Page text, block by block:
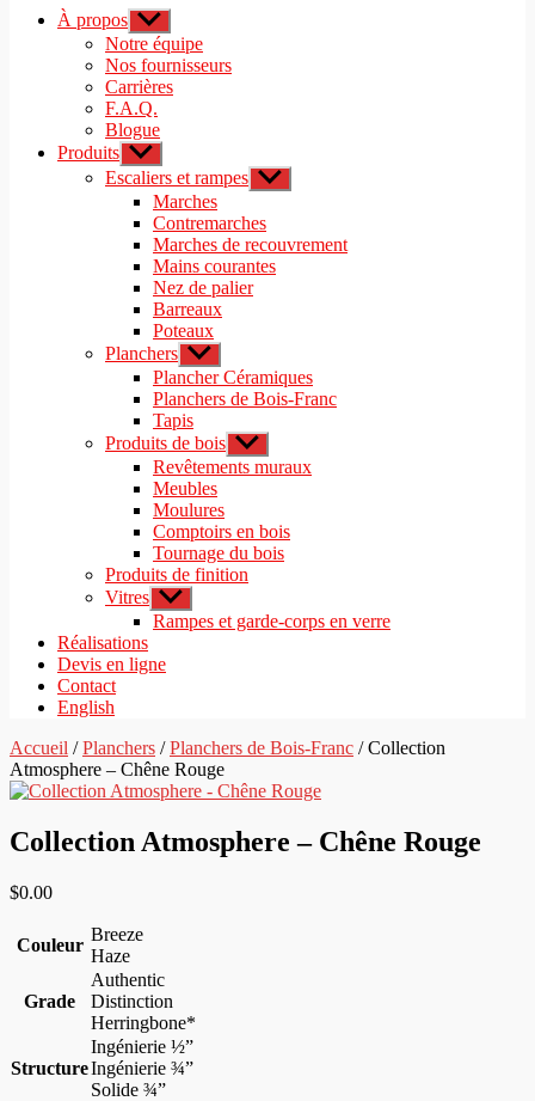
À propos Afficher
le
sous-
menu
Notre équipe
Nos fournisseurs
Carrières
F.A.Q.
Blogue
Produits Afficher
le
sous-
menu
Escaliers et rampes Afficher
le
menu
Marches
Contremarches
Marches de recouvrement
Mains courantes
Nez de palier
Barreaux
Poteaux
Planchers Afficher
le
sous-
menu
Plancher Céramiques
Planchers de Bois-Franc
Tapis
Produits de bois Afficher
le
sous-
Revêtements muraux
Meubles
Moulures
Comptoirs en bois
Tournage du bois
Produits de finition
Vitres Afficher
le
sous-
Rampes et garde-corps en verre
Réalisations
Devis en ligne
Contact
English
Accueil /Planchers /Planchers de Bois-Franc / Collection
Atmosphere – Chêne Rouge
Collection Atmosphere – Chêne Rouge
$0.00
Couleur
Breeze
Haze
Grade
Authentic
Distinction
Herringbone*
Structure
Ingénierie ½”
Ingénierie ¾”
Solide ¾”